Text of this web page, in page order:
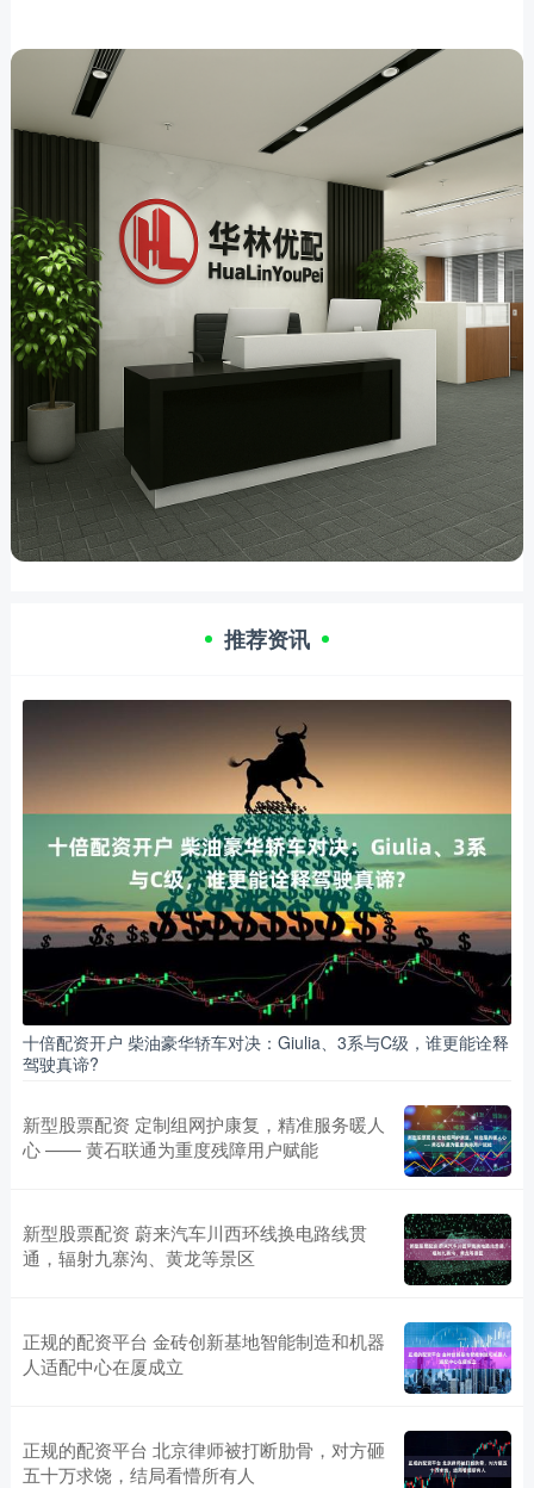
推荐资讯
十倍配资开户 柴油豪华轿车对决：Giulia、3系与C级，谁更能诠释
驾驶真谛?
新型股票配资 定制组网护康复，精准服务暖人
心 —— 黄石联通为重度残障用户赋能
新型股票配资 蔚来汽车川西环线换电路线贯
通，辐射九寨沟、黄龙等景区
正规的配资平台 金砖创新基地智能制造和机器
人适配中心在厦成立
正规的配资平台 北京律师被打断肋骨，对方砸
五十万求饶，结局看懵所有人